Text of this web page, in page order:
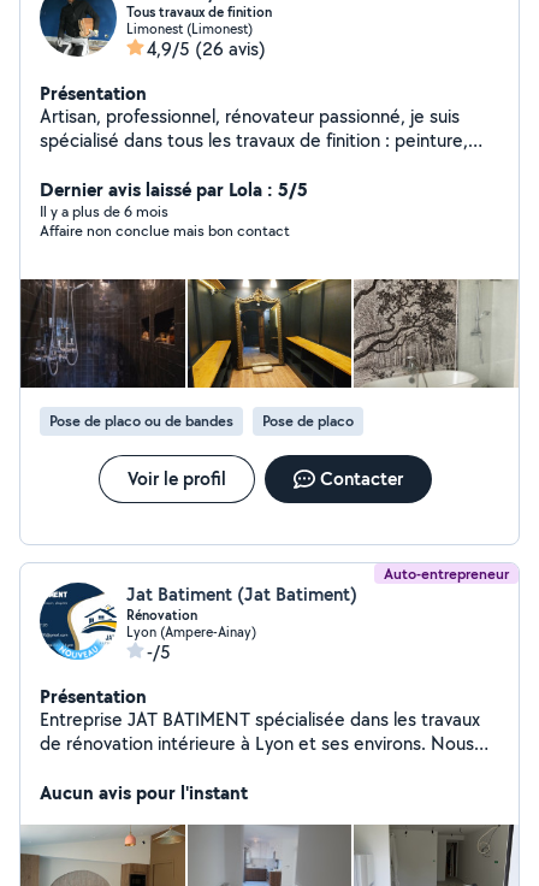
Tous travaux de finition
Limonest (Limonest)
4,9/5 (26 avis)
Présentation
Artisan, professionnel, rénovateur passionné, je suis
spécialisé dans tous les travaux de finition : peinture,
menuiserie, travaux de bricolage, montage de meubles,
carrelage, aménagement intérieur et extérieur. Je vous
accompagne sur tous vos projets de rénovation
Dernier avis laissé par Lola : 5/5
Il y a plus de 6 mois
Affaire non conclue mais bon contact
Pose de placo ou de bandes Pose de placo
Voir le profil Contacter
Auto-entrepreneur
Jat Batiment (Jat Batiment)
Rénovation
Lyon (Ampere-Ainay)
-/5
Présentation
Entreprise JAT BATIMENT spécialisée dans les travaux
de rénovation intérieure à Lyon et ses environs. Nous
plâtre (placo), pose de carrelage et parquet. Travail
chantiers !
Aucun avis pour l'instant